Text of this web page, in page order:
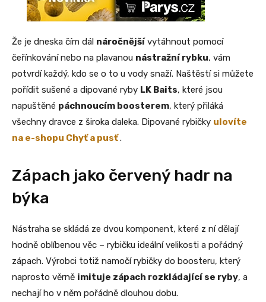
Že je dneska čím dál náročnějšívytáhnout pomocí
čeřínkování nebo na plavanou nástražní rybku, vám
potvrdí každý, kdo se o to u vody snaží. Naštěstí si můžete
pořídit sušené a dipované ryby LK Baits, které jsou
napuštěné páchnoucím boosterem, který přiláká
všechny dravce z široka daleka. Dipované rybičky ulovíte
na e-shopu Chyť a pusť.
Zápach jako červený hadr na
býka
Nástraha se skládá ze dvou komponent, které z ní dělají
hodně oblíbenou věc – rybičku ideální velikosti a pořádný
zápach. Výrobci totiž namočí rybičky do boosteru, který
naprosto věrně imituje zápach rozkládající se ryby, a
nechají ho v něm pořádně dlouhou dobu.